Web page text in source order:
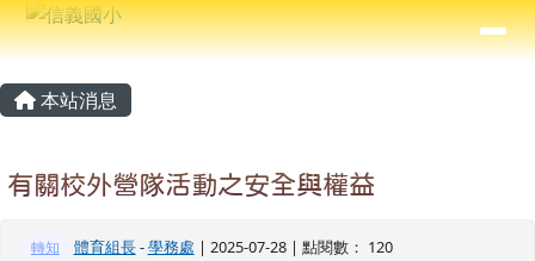
跳至主內容區
信義國小
⏸
導覽列
主內容區域
本站消息
有關校外營隊活動之安全與權益
轉知 體育組長-學務處 | 2025-07-28 | 點閱數： 120
頁尾區域